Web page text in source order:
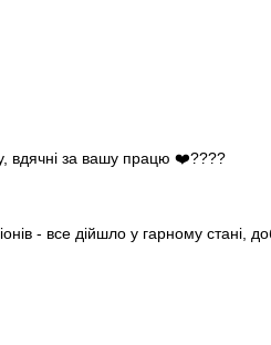
вдячні за вашу працю ❤️????
- все дійшло у гарному